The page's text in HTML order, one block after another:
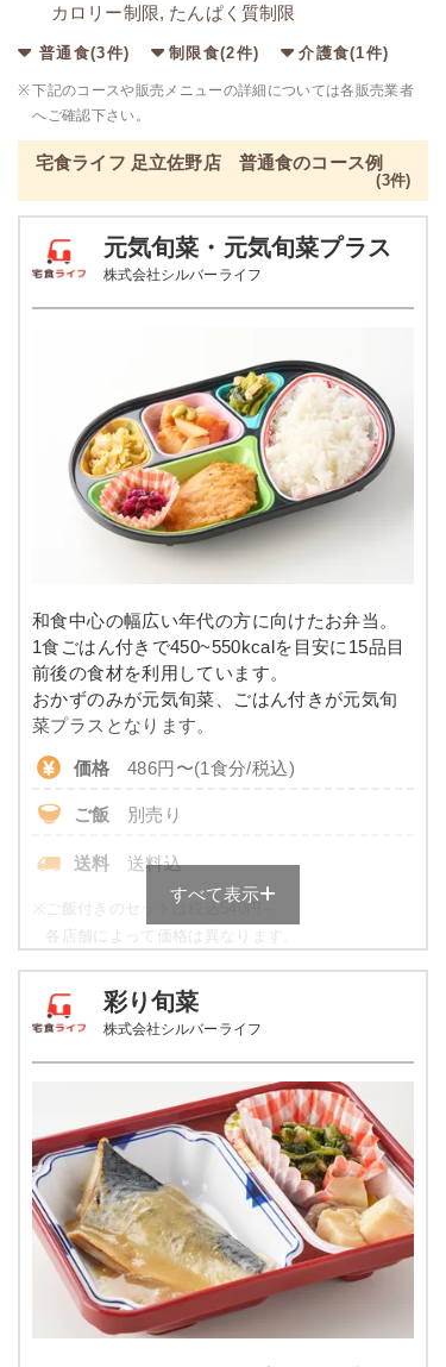
カロリー制限, たんぱく質制限
普通食(3件) 制限食(2件) 介護食(1件)
※下記のコースや販売メニューの詳細については各販売業者
へご確認下さい。
宅食ライフ 足立佐野店 普通食のコース例
(3件)
元気旬菜・元気旬菜プラス
株式会社シルバーライフ
和食中心の幅広い年代の方に向けたお弁当。
1食ごはん付きで450~550kcalを目安に15品目
前後の食材を利用しています。
おかずのみが元気旬菜、ごはん付きが元気旬
菜プラスとなります。
価格 486円〜(1食分/税込)
ご飯 別売り
送料 送料込
※
ご飯付きのセットは税込540円～
各店舗によって価格は異なります。
素例
品数 4～5品
カロリー 443kcal
塩分 1.9g
タンパク質 11.9g
脂質 8.6g
糖質 72.4g
すべて表示
彩り旬菜
株式会社シルバーライフ